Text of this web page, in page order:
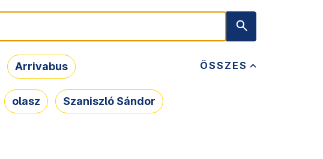
ÖSSZES
Arrivabus
olasz Szaniszló Sándor